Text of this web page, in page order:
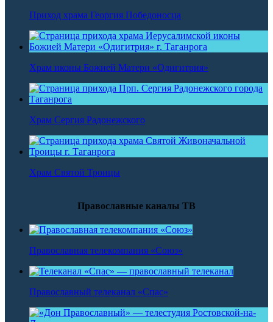
Приход храма Георгия Победоносца
Храм иконы Божией Матери «Одигитрия»
Храм Сергия Радонежского
Храм Святой Троицы
Православные каналы ТВ
Православная телекомпания «Союз»
Православный телеканал «Спас»